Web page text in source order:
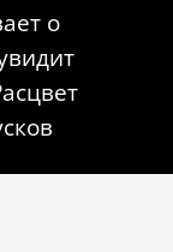
о